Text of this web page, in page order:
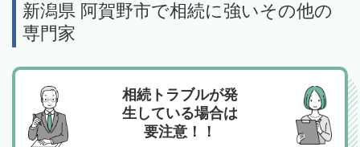
新潟県 阿賀野市で相続に強いその他の
専門家
相続トラブルが発
生している場合は
要注意！！